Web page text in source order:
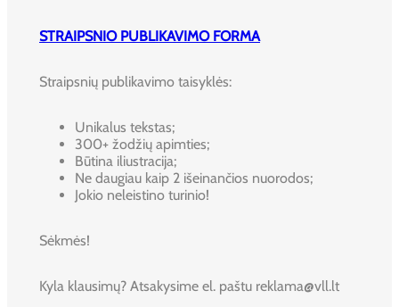
STRAIPSNIO PUBLIKAVIMO FORMA
Straipsnių publikavimo taisyklės:
Unikalus tekstas;
300+ žodžių apimties;
Būtina iliustracija;
Ne daugiau kaip 2 išeinančios nuorodos;
Jokio neleistino turinio!
Sėkmės!
Kyla klausimų? Atsakysime el. paštu reklama@vll.lt